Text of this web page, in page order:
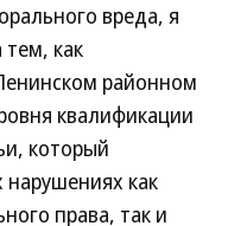
вреда, я
как
районном
квалификации
который
как
права, так и